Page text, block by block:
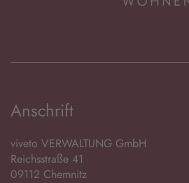
Anschrift
viveto VERWALTUNG GmbH
Reichsstraße 41
09112 Chemnitz